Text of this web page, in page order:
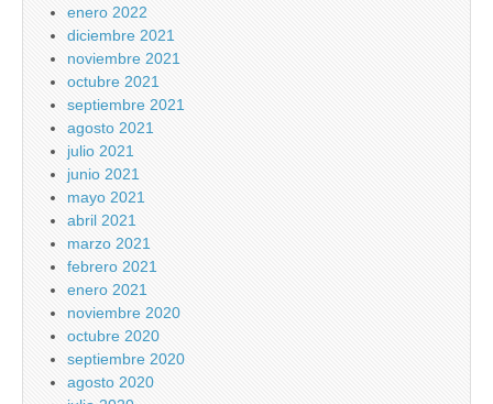
enero 2022
diciembre 2021
noviembre 2021
octubre 2021
septiembre 2021
agosto 2021
julio 2021
junio 2021
mayo 2021
abril 2021
marzo 2021
febrero 2021
enero 2021
noviembre 2020
octubre 2020
septiembre 2020
agosto 2020